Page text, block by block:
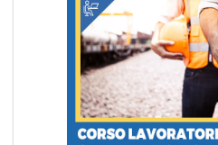
nazionale
Lavoratori
Basso
soggetto